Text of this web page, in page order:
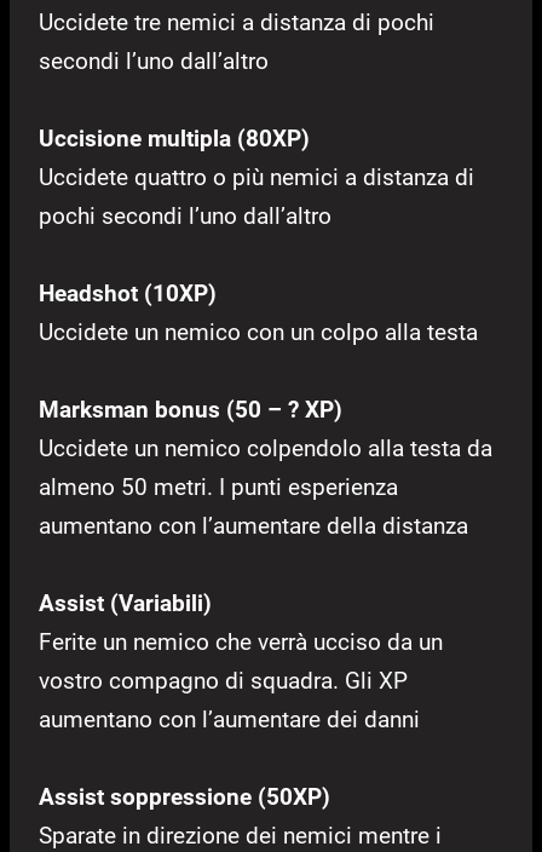
Uccidete tre nemici a distanza di pochi
secondi l’uno dall’altro
Uccisione multipla (80XP)
Uccidete quattro o più nemici a distanza di
pochi secondi l’uno dall’altro
Headshot (10XP)
Uccidete un nemico con un colpo alla testa
Marksman bonus (50 – ? XP)
Uccidete un nemico colpendolo alla testa da
almeno 50 metri. I punti esperienza
aumentano con l’aumentare della distanza
Assist (Variabili)
Ferite un nemico che verrà ucciso da un
vostro compagno di squadra. Gli XP
aumentano con l’aumentare dei danni
Assist soppressione (50XP)
Sparate in direzione dei nemici mentre i